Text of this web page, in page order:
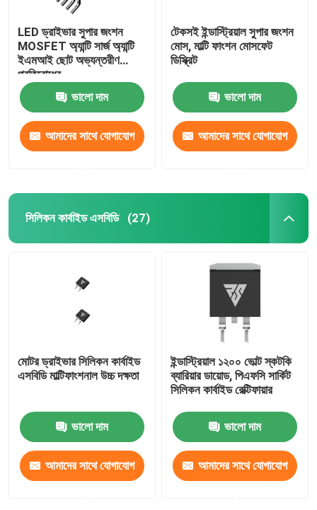
LED ড্রাইভার সুপার জংশন
MOSFET অ্যান্টি সার্জ অ্যান্টি
ইএমআই ছোট অভ্যন্তরীণ
প্রতিরোধের
ভালো দাম
আমাদের সাথে যোগাযোগ
টেকসই ইন্ডাস্ট্রিয়াল সুপার জংশন
মোস, মাল্টি ফাংশন মোসফেট
ডিস্ক্রিট
ভালো দাম
আমাদের সাথে যোগাযোগ
সিলিকন কার্বাইড এসবিডি (27)
মোটর ড্রাইভার সিলিকন কার্বাইড
এসবিডি মাল্টিফাংশনাল উচ্চ দক্ষতা
ভালো দাম
আমাদের সাথে যোগাযোগ
ইন্ডাস্ট্রিয়াল ১২০০ ভোল্ট স্কটকি
ব্যারিয়ার ডায়োড, পিএফসি সার্কিট
সিলিকন কার্বাইড রেক্টিফায়ার
ভালো দাম
আমাদের সাথে যোগাযোগ